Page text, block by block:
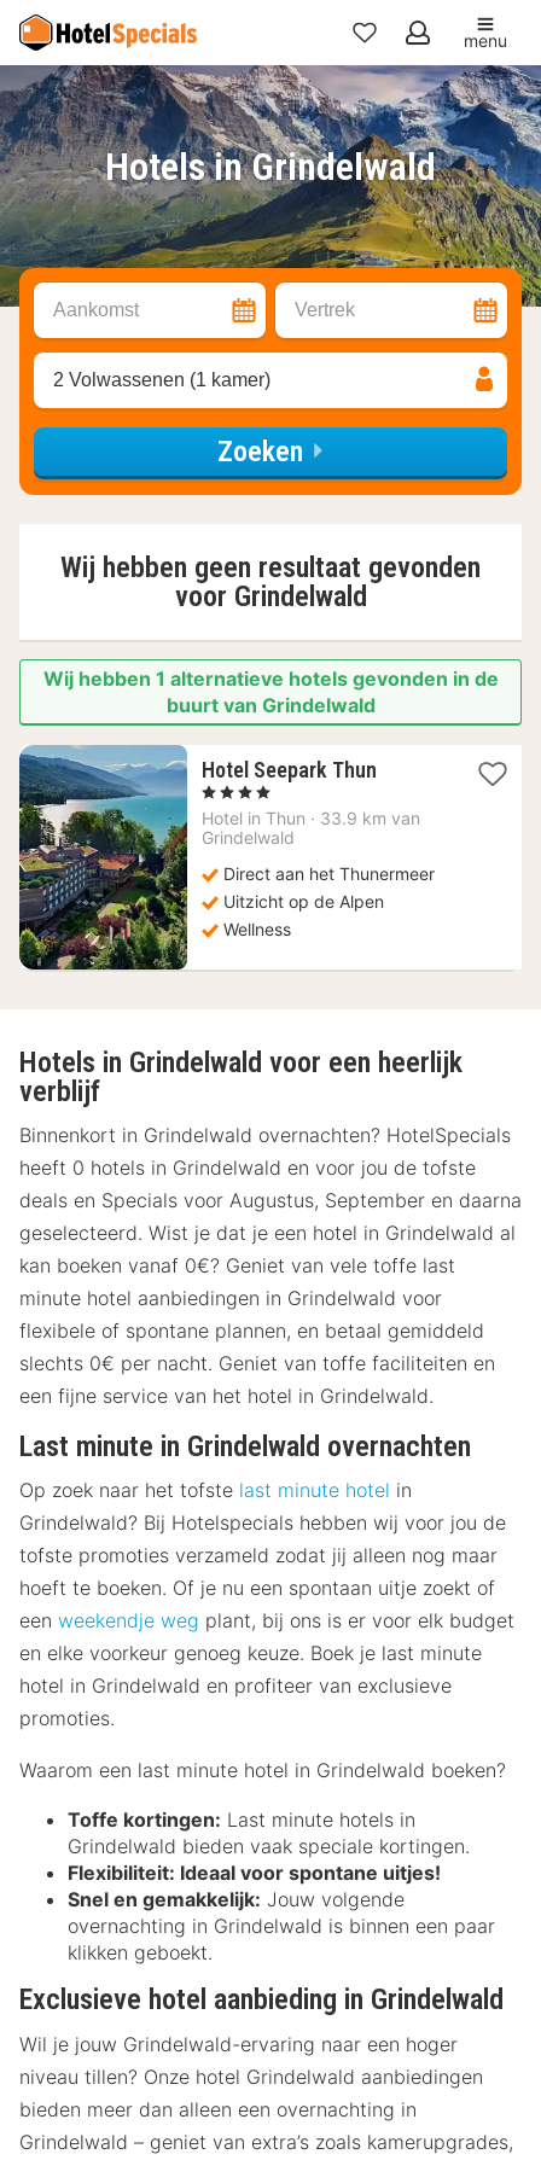
Mijn
favorieten
menu
Hotels in Grindelwald
Aankomst Vertrek
2 Volwassenen (1 kamer)
Zoeken
Wij hebben geen resultaat gevonden
voor Grindelwald
Wij hebben 1 alternatieve hotels gevonden in de
buurt van Grindelwald
Hotel Seepark Thun1
vanaf
, 4 Sterren
Hotel in Thun · 33.9 km van
Grindelwald
Direct aan het Thunermeer
Uitzicht op de Alpen
Wellness
Hotels in Grindelwald voor een heerlijk
verblijf
Binnenkort in Grindelwald overnachten? HotelSpecials
heeft 0 hotels in Grindelwald en voor jou de tofste
deals en Specials voor Augustus, September en daarna
geselecteerd. Wist je dat je een hotel in Grindelwald al
kan boeken vanaf 0€? Geniet van vele toffe last
minute hotel aanbiedingen in Grindelwald voor
flexibele of spontane plannen, en betaal gemiddeld
slechts 0€ per nacht. Geniet van toffe faciliteiten en
een fijne service van het hotel in Grindelwald.
Last minute in Grindelwald overnachten
Op zoek naar het tofste last minute hotel in
Grindelwald? Bij Hotelspecials hebben wij voor jou de
tofste promoties verzameld zodat jij alleen nog maar
hoeft te boeken. Of je nu een spontaan uitje zoekt of
een weekendje weg plant, bij ons is er voor elk budget
en elke voorkeur genoeg keuze. Boek je last minute
hotel in Grindelwald en profiteer van exclusieve
promoties.
Waarom een last minute hotel in Grindelwald boeken?
Toffe kortingen: Last minute hotels in
Grindelwald bieden vaak speciale kortingen.
Flexibiliteit: Ideaal voor spontane uitjes!
Snel en gemakkelijk: Jouw volgende
overnachting in Grindelwald is binnen een paar
klikken geboekt.
Exclusieve hotel aanbieding in Grindelwald
Wil je jouw Grindelwald-ervaring naar een hoger
niveau tillen? Onze hotel Grindelwald aanbiedingen
bieden meer dan alleen een overnachting in
Grindelwald – geniet van extra’s zoals kamerupgrades,